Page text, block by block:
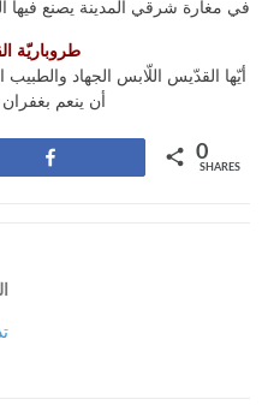
في مغارة شرقي المدينة يصنع فيها
طروباريّة
أيّها القدّيس اللّابس الجهاد والطبيب
أن ينعم بغفران
0
SHARES